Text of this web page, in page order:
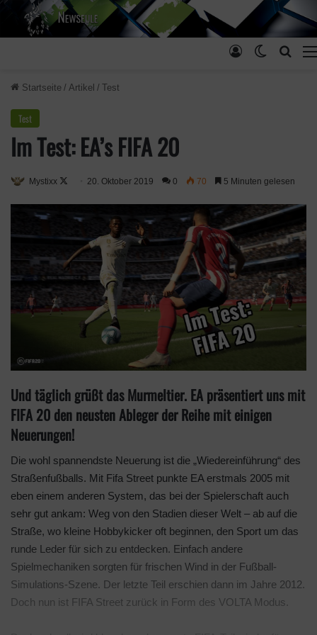
Skin
Anmelden
Startseite / Artikel / Test
Test
Im Test: EA’s FIFA 20
Mystixx
w
20. Oktober 2019 0 70 5 Minuten gelesen
Und täglich grüßt das Murmeltier. EA präsentiert uns mit
FIFA 20 den neusten Ableger der Reihe mit einigen
Neuerungen!
Die wohl spannendste Neuerung ist die „Wiedereinführung“ des
Straßenfußballs. Mit Fifa Street punkte EA erstmals 2005 mit
eben einem anderen System, das bei der Spielerschaft auch
sehr gut ankam: Weg von den Stadien dieser Welt – ab auf die
Straße, wo kleine Hobbykicker oft beginnen, den Sport um das
runde Leder für sich zu entdecken. Einfach andere
Spielmechaniken sorgten für frischen Wind in der Fußball-
Simulations-Szene. Der letzte Teil erschien dann im Jahre 2012.
Doch nun ist FIFA Street zurück in Form des VOLTA Modus.